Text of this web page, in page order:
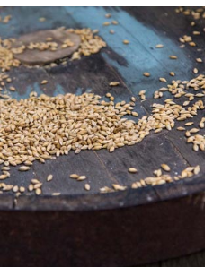
事威士忌生意，和打破了爱尔兰
一家族。自2011年 Cooley 蒸馏
Teeling 家族便开始着手重振家族
两兄弟正式成立了新帝霖蒸馏厂，
于复兴酒厂，涅槃重生的期望